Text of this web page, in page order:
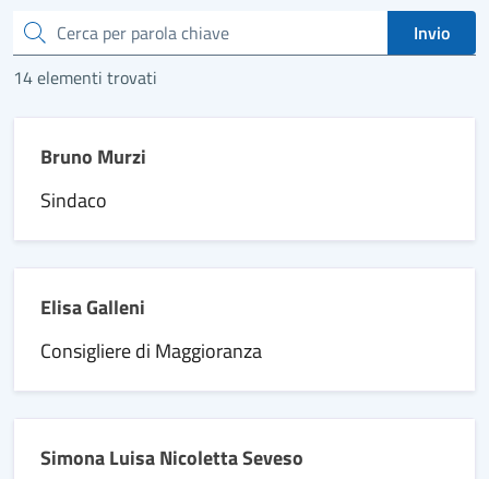
Cerca
Invio
14 elementi trovati
Bruno Murzi
Sindaco
Elisa Galleni
Consigliere di Maggioranza
Simona Luisa Nicoletta Seveso